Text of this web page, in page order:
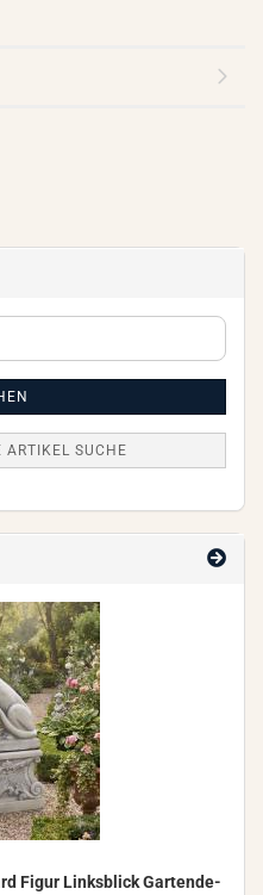
ARTIKEL SUCHE
Figur Links­blick Gar­ten­de­